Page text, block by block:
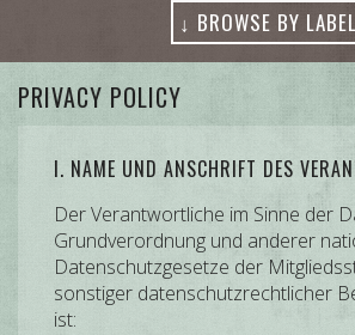
↓ BROWSE BY LABEL
PRIVACY POLICY
I. NAME UND ANSCHRIFT DES
Der Verantwortliche im Sinne der
Grundverordnung und anderer
Datenschutzgesetze der
sonstiger datenschutzrechtlicher
ist: